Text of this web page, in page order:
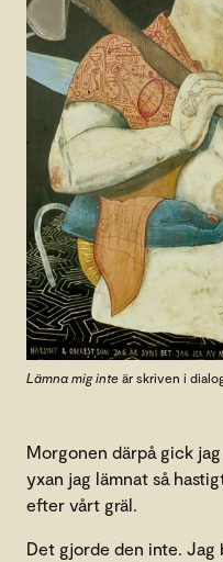
Lämna mig inte är skriven i
Morgonen därpå gick
yxan jag lämnat så
efter vårt gräl.
Det gjorde den inte. Jag